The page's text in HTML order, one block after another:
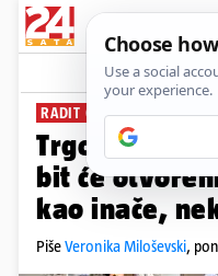
RADIT ĆE I NEKE TVRTKE
Trgovački
bit će
kao inače,
PišeVeronika Miloševski,